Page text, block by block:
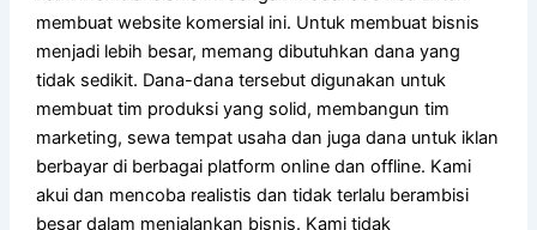
membuat website komersial ini. Untuk membuat bisnis
menjadi lebih besar, memang dibutuhkan dana yang
tidak sedikit. Dana-dana tersebut digunakan untuk
membuat tim produksi yang solid, membangun tim
marketing, sewa tempat usaha dan juga dana untuk iklan
berbayar di berbagai platform online dan offline. Kami
akui dan mencoba realistis dan tidak terlalu berambisi
besar dalam menjalankan bisnis. Kami tidak